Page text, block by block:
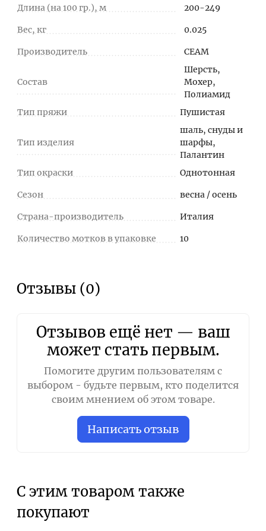
Длина (на 100 гр.), м 200-249
Вес, кг 0.025
Производитель СЕАМ
Состав
Шерсть,
Мохер,
Полиамид
Тип пряжи
Пушистая
Тип изделия
шаль, снуды и
шарфы,
Палантин
Тип окраски
Однотонная
Сезон весна / осень
Страна-производитель Италия
Количество мотков в упаковке 10
Отзывы (0)
Отзывов ещё нет — ваш
может стать первым.
Помогите другим пользователям с
выбором - будьте первым, кто поделится
своим мнением об этом товаре.
Написать отзыв
С этим товаром также
покупают